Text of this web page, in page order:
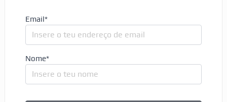
Email*
Nome*